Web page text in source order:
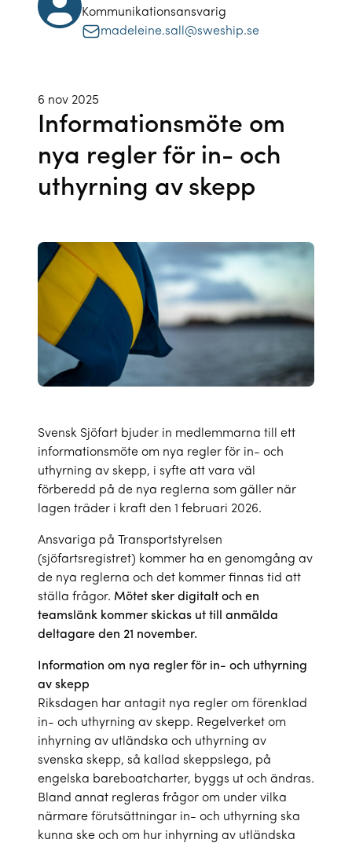
Kommunikationsansvarig
madeleine.sall@sweship.se
6 nov 2025
Informationsmöte om
nya regler för in- och
uthyrning av skepp
Svensk Sjöfart bjuder in medlemmarna till ett
informationsmöte om nya regler för in- och
uthyrning av skepp, i syfte att vara väl
förberedd på de nya reglerna som gäller när
lagen träder i kraft den 1 februari 2026.
Ansvariga på Transportstyrelsen
(sjöfartsregistret) kommer ha en genomgång av
de nya reglerna och det kommer finnas tid att
ställa frågor. Mötet sker digitalt och en
teamslänk kommer skickas ut till anmälda
deltagare den 21 november.
Information om nya regler för in- och uthyrning
av skepp
Riksdagen har antagit nya regler om förenklad
in- och uthyrning av skepp. Regelverket om
inhyrning av utländska och uthyrning av
svenska skepp, så kallad skeppslega, på
engelska bareboatcharter, byggs ut och ändras.
Bland annat regleras frågor om under vilka
närmare förutsättningar in- och uthyrning ska
kunna ske och om hur inhyrning av utländska